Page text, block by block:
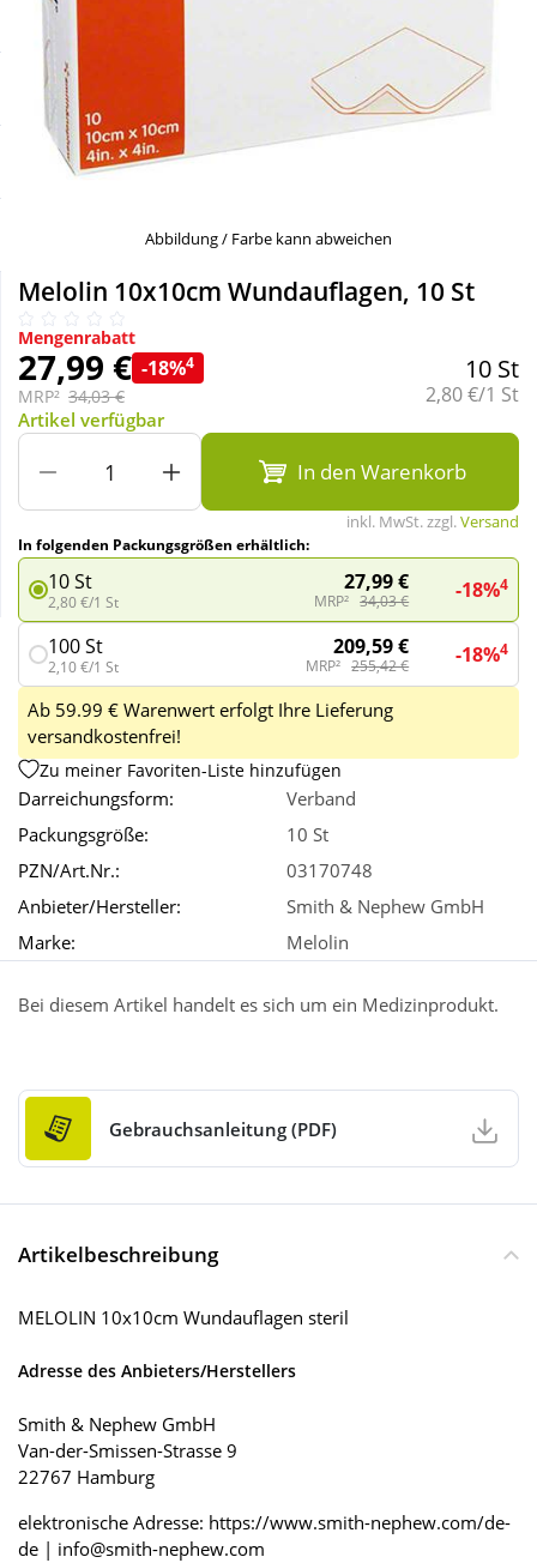
Sale
Schnäppchen
Sparsets
Täglich gut versorgt
Körperpflege & Kosmetik
Liebe & Erotik
Mutter & Kind
Nahrungsergänzung
Natur & Homöopathie
Sanitätshaus
Wellness
Abbildung / Farbe kann abweichen
Melolin 10x10cm Wundauflagen, 10 St
Mengenrabatt
27,99 € -18%4
MRP² 34,03 €
10 St
Grundpreis:
2,80 €/1 St
Artikel verfügbar
In den Warenkorb
inkl. MwSt. zzgl.Versand
In folgenden Packungsgrößen erhältlich:
10 St
2,80 €/1 St
27,99 €
MRP² 34,03 € -18%4
100 St
2,10 €/1 St
209,59 €
MRP² 255,42 € -18%4
Ab 59.99 € Warenwert erfolgt Ihre Lieferung
versandkostenfrei!
Zu meiner Favoriten-Liste hinzufügen
Darreichungsform:
Verband
Packungsgröße:
10 St
PZN/Art.Nr.:
03170748
Anbieter/Hersteller:
Smith & Nephew GmbH
Marke:
Melolin
Bei diesem Artikel handelt es sich um ein Medizinprodukt.
Gebrauchsanleitung (PDF)
Artikelbeschreibung
MELOLIN 10x10cm Wundauflagen steril
Adresse des Anbieters/Herstellers
Smith & Nephew GmbH
Van-der-Smissen-Strasse 9
22767 Hamburg
elektronische Adresse: https://www.smith-nephew.com/de-
de | info@smith-nephew.com